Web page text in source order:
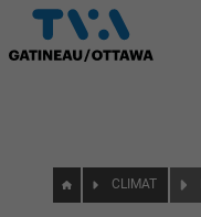
CLIMAT